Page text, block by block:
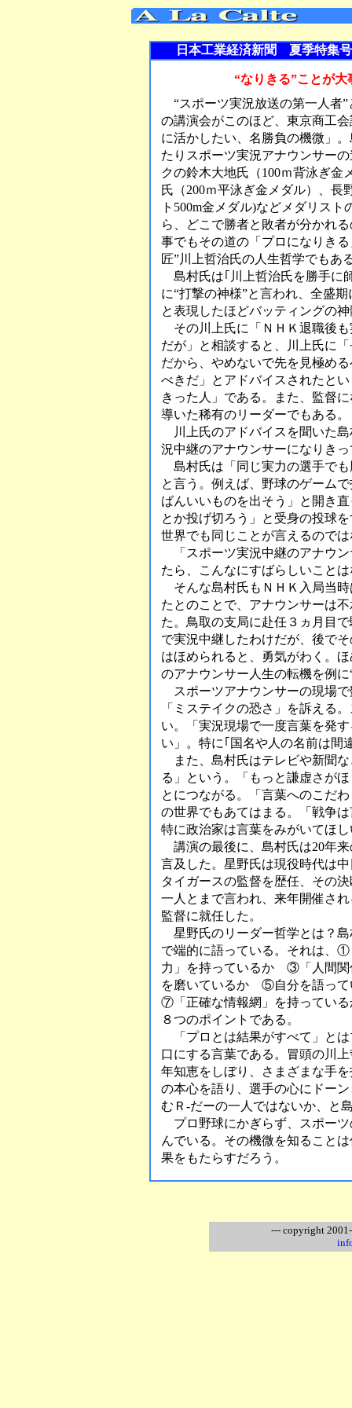
日本工業経済新聞 夏季特集号
“なりきる”ことが
“スポーツ実況放送の第一人者
の講演会がこのほど、東京商工
に活かしたい、名勝負の機微」
たりスポーツ実況アナウンサー
クの鈴木大地氏（100ｍ背泳ぎ金
氏（200ｍ平泳ぎ金メダル）、長
ト500m金メダル)などメダリス
ら、どこで勝者と敗者が分かれ
事でもその道の「プロになりき
匠”川上哲治氏の人生哲学でもあ
島村氏は｢川上哲治氏を勝手に
に“打撃の神様”と言われ、全盛
と表現したほどバッティングの
その川上氏に「ＮＨＫ退職後
だが」と相談すると、川上氏に
だから、やめないで先を見極め
べきだ」とアドバイスされたと
きった人」である。また、監督
導いた稀有のリーダーでもある。
川上氏のアドバイスを聞いた
況中継のアナウンサーになりき
島村氏は「同じ実力の選手で
と言う。例えば、野球のゲーム
ばんいいものを出そう」と開き
とか投げ切ろう」と受身の投球
世界でも同じことが言えるので
「スポーツ実況中継のアナウ
たら、こんなにすばらしいこと
そんな島村氏もＮＨＫ入局当
たとのことで、アナウンサーは
た。鳥取の支局に赴任３ヵ月目
で実況中継したわけだが、後で
はほめられると、勇気がわく。
のアナウンサー人生の転機を例
スポーツアナウンサーの現場
「ミステイクの恐さ」を訴える
い。「実況現場で一度言葉を発
い」。特に｢国名や人の名前は間
また、島村氏はテレビや新聞な
る」という。「もっと謙虚さが
とにつながる。「言葉へのこだ
の世界でもあてはまる。「戦争
特に政治家は言葉をみがいてほ
講演の最後に、島村氏は20年
言及した。星野氏は現役時代は
タイガースの監督を歴任、その
一人とまで言われ、来年開催さ
監督に就任した。
星野氏のリーダー哲学とは？
で端的に語っている。それは
力」を持っているか ③「人間
を磨いているか ⑤自分を語っ
⑦「正確な情報網」を持ってい
８つのポイントである。
「プロとは結果がすべて」と
口にする言葉である。冒頭の川
年知恵をしぼり、さまざまな手
の本心を語り、選手の心にドー
むＲ-だーの一人ではないか、と
プロ野球にかぎらず、スポー
んでいる。その機微を知ること
果をもたらすだろう。
--- copyright